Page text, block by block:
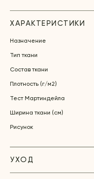
ХАРАКТЕРИСТИКИ
Назначение
Тип ткани
Состав ткани
Плотность (г/м2)
Тест Мартиндейла
Ширина ткани (см)
Рисунок
УХОД